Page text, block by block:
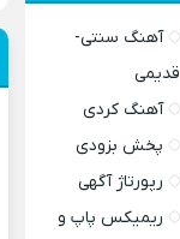
آهنگ سنتی-
قدیمی
آهنگ کردی
پخش بزودی
رپورتاژ آگهی
ریمیکس پاپ و